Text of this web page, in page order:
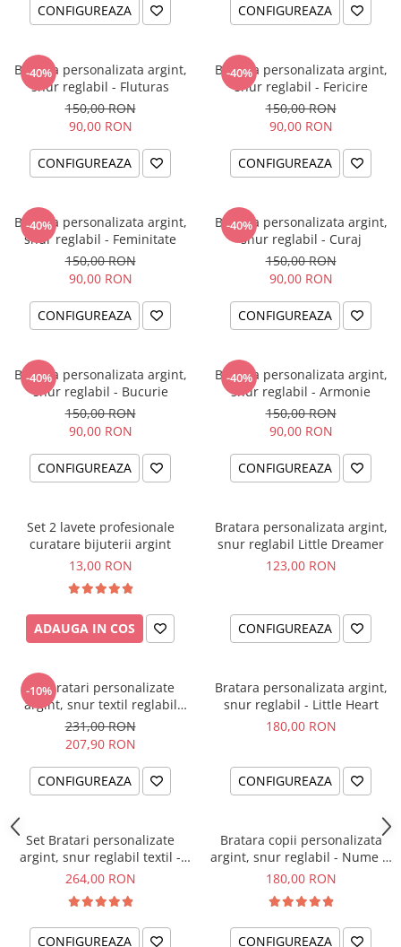
CONFIGUREAZA CONFIGUREAZA
-40%
Bratara personalizata argint,
snur reglabil - Fluturas
150,00 RON
90,00 RON
CONFIGUREAZA
-40%
Bratara personalizata argint,
snur reglabil - Fericire
150,00 RON
90,00 RON
CONFIGUREAZA
-40%
Bratara personalizata argint,
snur reglabil - Feminitate
150,00 RON
90,00 RON
CONFIGUREAZA
-40%
Bratara personalizata argint,
snur reglabil - Curaj
150,00 RON
90,00 RON
CONFIGUREAZA
-40%
Bratara personalizata argint,
snur reglabil - Bucurie
150,00 RON
90,00 RON
CONFIGUREAZA
-40%
Bratara personalizata argint,
snur reglabil - Armonie
150,00 RON
90,00 RON
CONFIGUREAZA
Set 2 lavete profesionale
curatare bijuterii argint
13,00 RON
ADAUGA IN COS
Bratara personalizata argint,
snur reglabil Little Dreamer
123,00 RON
CONFIGUREAZA
-10%
Set bratari personalizate
argint, snur textil reglabil
Little Brothers
231,00 RON
207,90 RON
CONFIGUREAZA
Bratara personalizata argint,
snur reglabil - Little Heart
180,00 RON
CONFIGUREAZA
Set Bratari personalizate
argint, snur reglabil textil -
Sisters Love
264,00 RON
CONFIGUREAZA
Bratara copii personalizata
argint, snur reglabil - Nume &
Simbol
180,00 RON
CONFIGUREAZA